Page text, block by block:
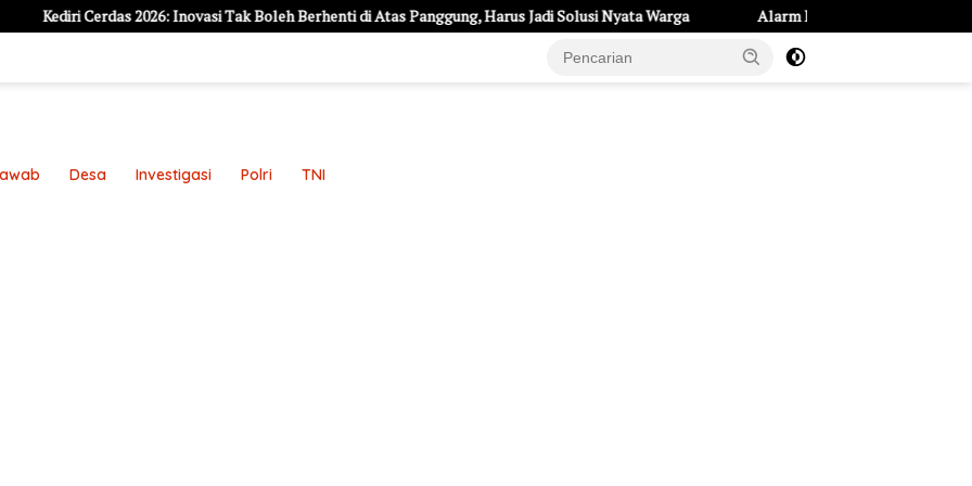
2026: Inovasi Tak Boleh Berhenti di Atas Panggung, Harus Jadi Solusi Nyata Warga Alarm Hipertensi Remaja di Kota Kediri: 234
Desa Investigasi Polri TNI